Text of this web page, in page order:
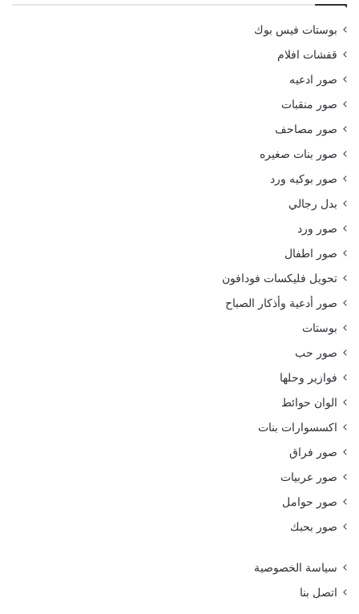
بوستات فيس بوك
قفشات افلام
صور ادعيه
صور منقبات
صور مصاحف
صور بنات صغيره
صور بوكيه ورد
بدل رجالي
صور ورد
صور اطفال
تحويل فليكسات فودافون
صور أدعية وأذكار الصباح
بوستات
صور حب
فوازير وحلها
الوان حوائط
اكسسوارات بنات
صور فراق
صور عربيات
صور حوامل
صور بحبك
سياسة الخصوصية
اتصل بنا